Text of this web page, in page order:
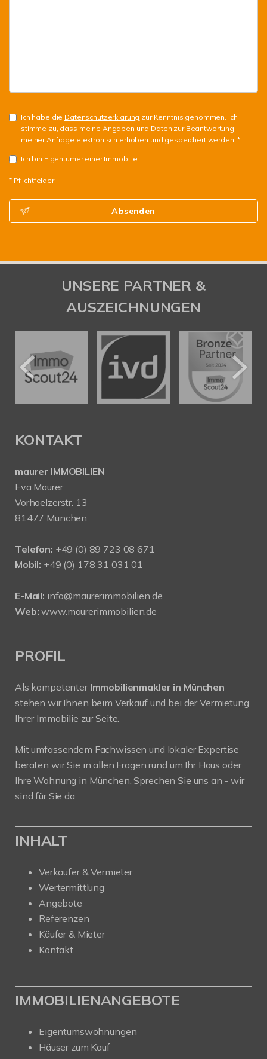
Ich habe die Datenschutzerklärung zur Kenntnis genommen. Ich
stimme zu, dass meine Angaben und Daten zur Beantwortung
meiner Anfrage elektronisch erhoben und gespeichert werden. *
Ich bin Eigentümer einer Immobilie.
* Pflichtfelder
Absenden
UNSERE PARTNER &
AUSZEICHNUNGEN
KONTAKT
maurer IMMOBILIEN
Eva Maurer
Vorhoelzerstr. 13
81477 München
Telefon: +49 (0) 89 723 08 671
Mobil: +49 (0) 178 31 031 01
E-Mail: info@maurerimmobilien.de
Web: www.maurerimmobilien.de
PROFIL
Als kompetenter Immobilienmakler in München
stehen wir Ihnen beim Verkauf und bei der Vermietung
Ihrer Immobilie zur Seite.
Mit umfassendem Fachwissen und lokaler Expertise
beraten wir Sie in allen Fragen rund um Ihr Haus oder
Ihre Wohnung in München. Sprechen Sie uns an - wir
sind für Sie da.
INHALT
Verkäufer & Vermieter
Wertermittlung
Angebote
Referenzen
Käufer & Mieter
Kontakt
IMMOBILIENANGEBOTE
Eigentumswohnungen
Häuser zum Kauf